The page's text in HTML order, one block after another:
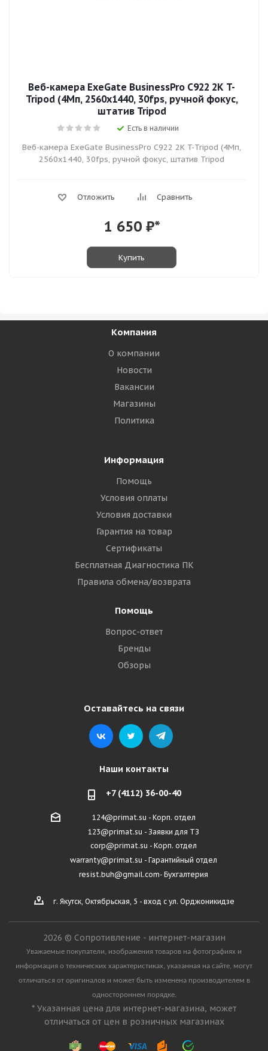
Веб-камера ExeGate BusinessPro C922 2K T-
Tripod (4Мп, 2560x1440, 30fps, ручной фокус,
штатив Tripod
Есть в наличии
Веб-камера ExeGate BusinessPro C922 2K T-Tripod (4Мп,
2560x1440, 30fps, ручной фокус, штатив Tripod
Отложить Сравнить
1 650₽*
Купить
Компания
О компании
Новости
Вакансии
Магазины
Политика
Информация
Помощь
Условия оплаты
Условия доставки
Гарантия на товар
Сертификаты
Бесплатная Диагностика ПК
Правила обмена/возврата
Помощь
Вопрос-ответ
Бренды
Обзоры
Оставайтесь на связи
Наши контакты
+7 (4112) 36-00-40
124@primat.su - Корп. отдел
123@primat.su - Заявки для ТЗ
corp@primat.su - Корп. отдел
warranty@primat.su - Гарантийный отдел
resist.buh@gmail.com- Бухгалтерия
г. Якутск, Октябрьская, 5 - вход с ул. Орджоникидзе
2026 © Сопротивление - интернет-магазин
Уважаемые покупатели, изображения товаров на фотографиях и
информация о технических характеристиках, указанная на сайте, могут
отличаться от оригиналов и может быть изменена производителем в
одностороннем порядке.
* Указанная цена для интернет-магазина, может
отличаться от цен в розничных магазинах